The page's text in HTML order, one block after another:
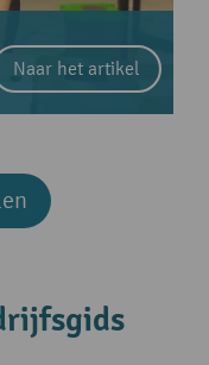
Naar het artikel